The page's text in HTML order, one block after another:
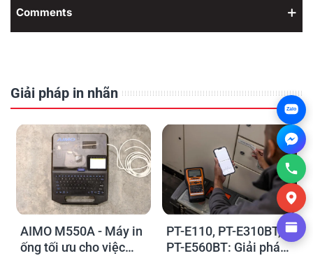
Comments
Giải pháp in nhãn
AIMO M550A - Máy in
ống tối ưu cho việc
PT-E110, PT-E310BT,
PT-E560BT: Giải pháp
Zalo